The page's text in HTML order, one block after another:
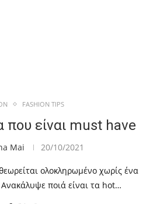
FASHION TIPS
που είναι must have
Mai 20/10/2021
ολοκληρωμένο χωρίς ένα
ποιά είναι τα hot…